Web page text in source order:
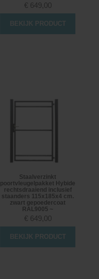
€ 649,00
BEKIJK PRODUCT
Staalverzinkt
poortvleugelpakket Hybide
rechtsdraaiend inclusief
staanders 115x185x4 cm.
zwart gepoedercoat
RAL9005 ~
€ 649,00
BEKIJK PRODUCT